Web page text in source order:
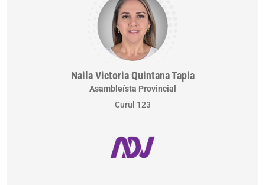
Naila Victoria Quintana Tapia
Asambleísta Provincial
Curul 123